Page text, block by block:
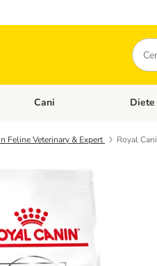
Cerca
Occasioni
Apri Menù Categoria: Gatti
Cani Apri
Diete
Feline Veterinary & Expert Royal